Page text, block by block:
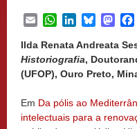
EmailWhatsApp
LinkedInBluesky
Ilda Renata Andreata
Historiografia,
(UFOP), Ouro Preto,
Em Da pólis ao
intelectuais para a